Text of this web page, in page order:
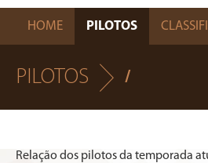
HOME PILOTOS
PILOTOS /
Relação dos pilotos da temporada